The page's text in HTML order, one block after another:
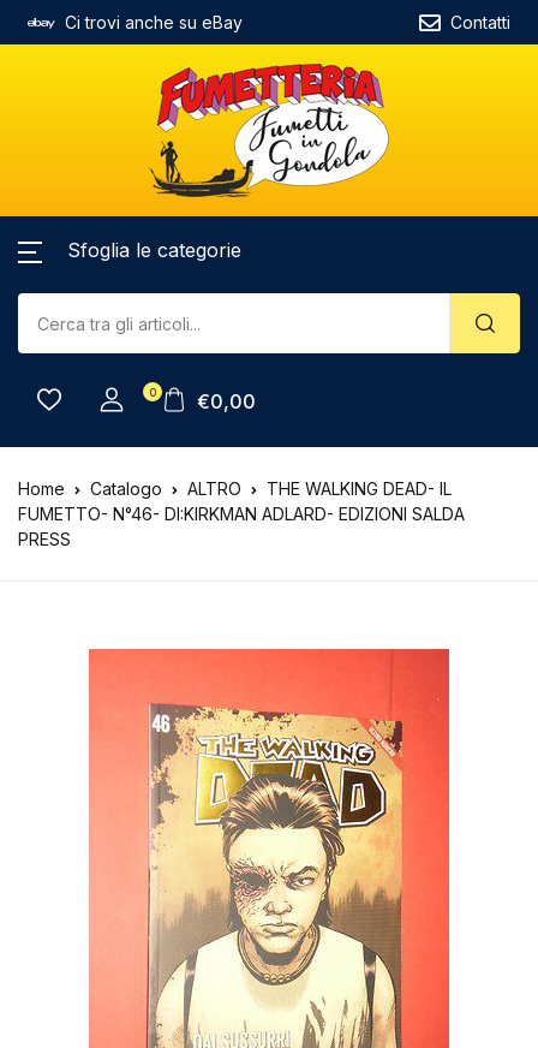
Ci trovi anche su eBay Contatti
Sfoglia le categorie
0 €0,00
Home Catalogo ALTRO
THE WALKING DEAD- IL
FUMETTO- N°46- DI:KIRKMAN ADLARD- EDIZIONI SALDA
PRESS